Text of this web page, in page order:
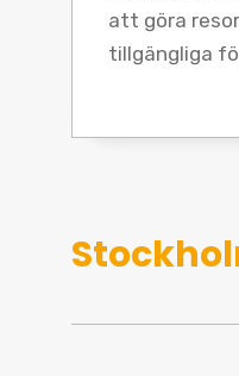
att göra
tillgängliga